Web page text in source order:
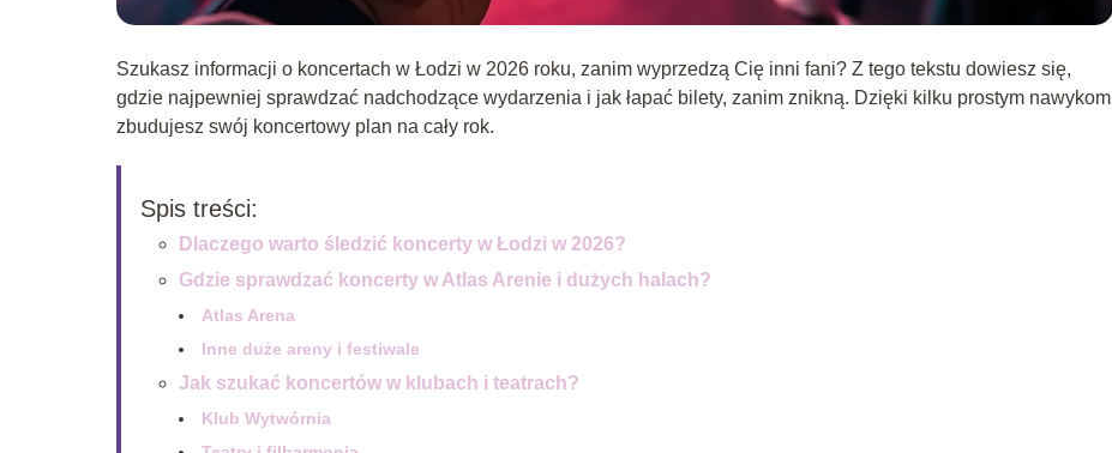
Szukasz informacji o koncertach w Łodzi w 2026 roku, zanim wyprzedzą Cię inni fani? Z tego tekstu dowiesz się,
gdzie najpewniej sprawdzać nadchodzące wydarzenia i jak łapać bilety, zanim znikną. Dzięki kilku prostym nawykom
zbudujesz swój koncertowy plan na cały rok.
Spis treści:
Dlaczego warto śledzić koncerty w Łodzi w 2026?
Gdzie sprawdzać koncerty w Atlas Arenie i dużych halach?
Atlas Arena
Inne duże areny i festiwale
Jak szukać koncertów w klubach i teatrach?
Klub Wytwórnia